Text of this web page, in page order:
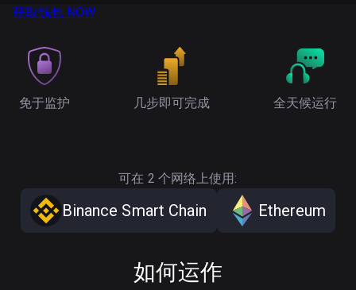
获取钱包 NOW
免于监护 几步即可完成 全天候运行
可在 2 个网络上使用:
Binance Smart Chain Ethereum
如何运作